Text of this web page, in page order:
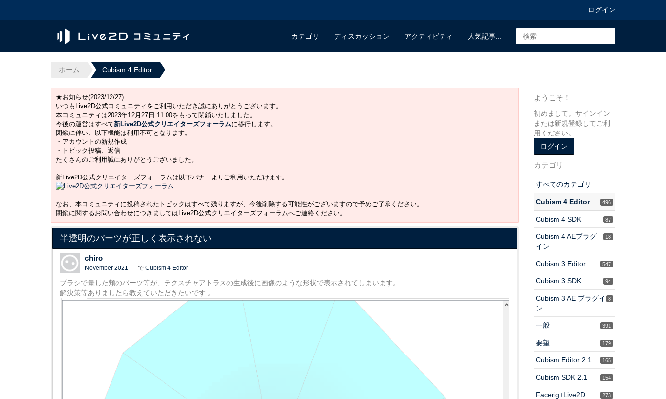
ログイン
カテゴリ ディスカッション アクティビティ 人気記事...
ホーム Cubism 4 Editor
★お知らせ(2023/12/27)
いつもLive2D公式コミュニティをご利用いただき誠にありがとうございます。
本コミュニティは2023年12月27日 11:00をもって閉鎖いたしました。
今後の運営はすべて新Live2D公式クリエイターズフォーラムに移行します。
閉鎖に伴い、以下機能は利用不可となります。
・アカウントの新規作成
・トピック投稿、返信
たくさんのご利用誠にありがとうございました。
新Live2D公式クリエイターズフォーラムは以下バナーよりご利用いただけます。
なお、本コミュニティに投稿されたトピックはすべて残りますが、今後削除する可能性がございますので予めご了承ください。
閉鎖に関するお問い合わせにつきましてはLive2D公式クリエイターズフォーラムへご連絡ください。
半透明のパーツが正しく表示されない
chiro
November 2021 で Cubism 4 Editor
ブラシで暈した頬のパーツ等が、テクスチャアトラスの生成後に画像のような形状で表示されてしまいます。
解決策等ありましたら教えていただきたいです 。
ようこそ！
初めまして。サインイン
または新規登録してご利
用ください。
ログイン
カテゴリ
すべてのカテゴリ
496
Cubism 4 Editor
87
Cubism 4 SDK
18
Cubism 4 AEプラグ
イン
547
Cubism 3 Editor
94
Cubism 3 SDK
8
Cubism 3 AE プラグイ
ン
391
一般
179
要望
165
Cubism Editor 2.1
154
Cubism SDK 2.1
273
Facerig+Live2D